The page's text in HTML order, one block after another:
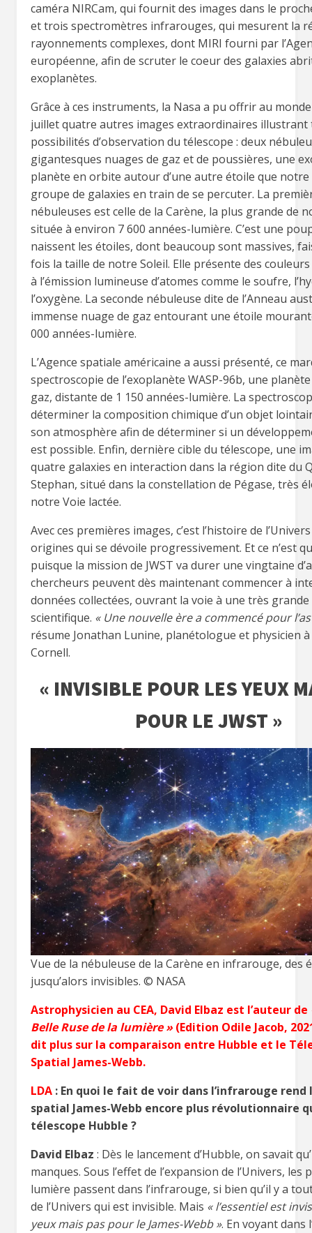
caméra NIRCam, qui fournit des images dans le
et trois spectromètres infrarouges, qui mesurent la
rayonnements complexes, dont MIRI fourni par
européenne, afin de scruter le coeur des galaxies
exoplanètes.
Grâce à ces instruments, la Nasa a pu offrir au
juillet quatre autres images extraordinaires illustrant
possibilités d’observation du télescope : deux
gigantesques nuages de gaz et de poussières, une
planète en orbite autour d’une autre étoile que notre
groupe de galaxies en train de se percuter. La
nébuleuses est celle de la Carène, la plus grande de
située à environ 7 600 années-lumière. C’est une
naissent les étoiles, dont beaucoup sont massives,
fois la taille de notre Soleil. Elle présente des
à l’émission lumineuse d’atomes comme le soufre,
l’oxygène. La seconde nébuleuse dite de l’Anneau
immense nuage de gaz entourant une étoile
000 années-lumière.
L’Agence spatiale américaine a aussi présenté, ce
spectroscopie de l’exoplanète WASP-96b, une
gaz, distante de 1 150 années-lumière. La
déterminer la composition chimique d’un objet
son atmosphère afin de déterminer si un
est possible. Enfin, dernière cible du télescope, une
quatre galaxies en interaction dans la région dite du
Stephan, situé dans la constellation de Pégase, très
notre Voie lactée.
Avec ces premières images, c’est l’histoire de
origines qui se dévoile progressivement. Et ce n’est
puisque la mission de JWST va durer une vingtaine
chercheurs peuvent dès maintenant commencer à
données collectées, ouvrant la voie à une très
scientifique. « Une nouvelle ère a commencé pour
résume Jonathan Lunine, planétologue et physicien à
Cornell.
« INVISIBLE POUR LES YEUX
POUR LE JWST »
Vue de la nébuleuse de la Carène en infrarouge, des
jusqu’alors invisibles. © NASA
Astrophysicien au CEA, David Elbaz est l’auteur de
Belle Ruse de la lumière »(Edition Odile Jacob,
dit plus sur la comparaison entre Hubble et le
Spatial James-Webb.
LDA : En quoi le fait de voir dans l’infrarouge rend
spatial James-Webb encore plus révolutionnaire
télescope Hubble ?
David Elbaz : Dès le lancement d’Hubble, on savait
manques. Sous l’effet de l’expansion de l’Univers, les
lumière passent dans l’infrarouge, si bien qu’il y a
de l’Univers qui est invisible. Mais « l’essentiel est
yeux mais pas pour le James-Webb ». En voyant dans